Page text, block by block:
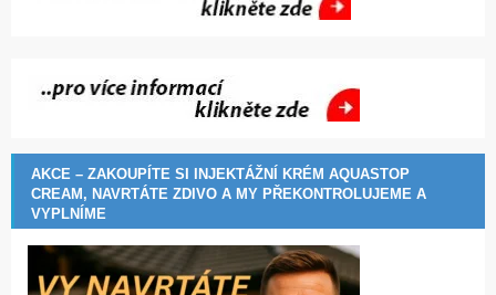
AKCE – ZAKOUPÍTE SI INJEKTÁŽNÍ KRÉM AQUASTOP
CREAM, NAVRTÁTE ZDIVO A MY PŘEKONTROLUJEME A
VYPLNÍME